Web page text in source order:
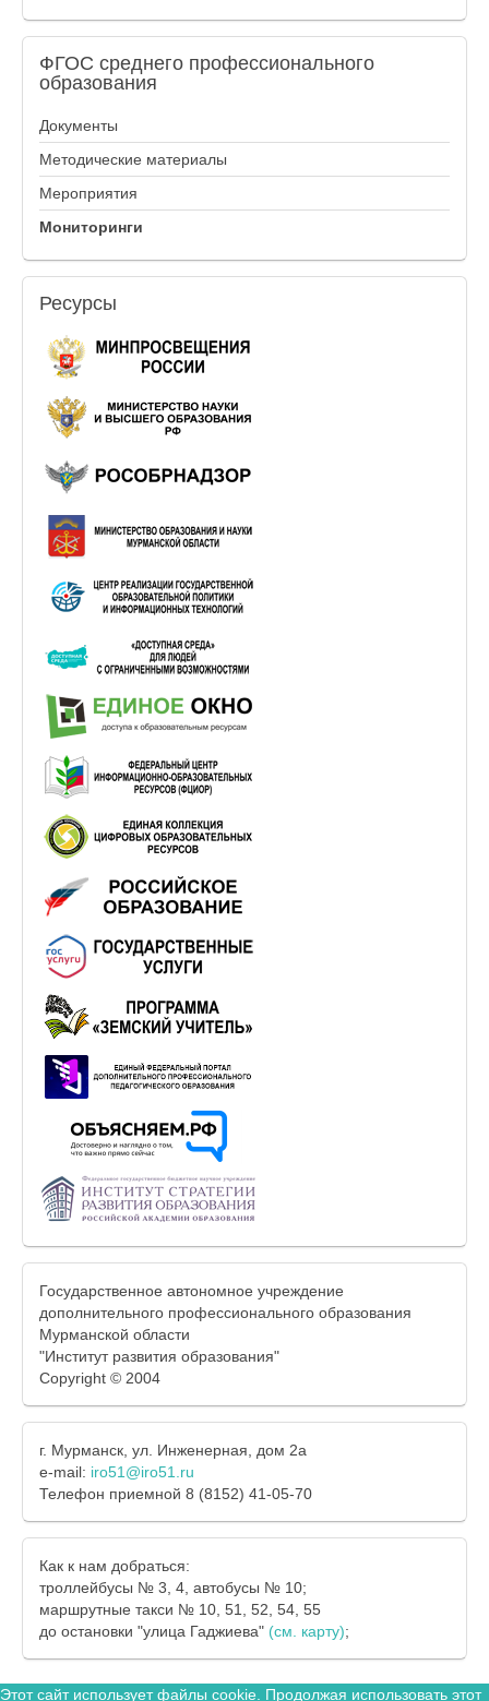
ФГОС среднего профессионального
образования
Документы
Методические материалы
Мероприятия
Мониторинги
Ресурсы
Государственное автономное учреждение
дополнительного профессионального образования
Мурманской области
"Институт развития образования"
Copyright © 2004
г. Мурманск, ул. Инженерная, дом 2а
e-mail: iro51@iro51.ru
Телефон приемной 8 (8152) 41-05-70
Как к нам добраться:
троллейбусы № 3, 4, автобусы № 10;
маршрутные такси № 10, 51, 52, 54, 55
до остановки "улица Гаджиева" (см. карту);
Этот сайт использует файлы cookie. Продолжая использовать этот